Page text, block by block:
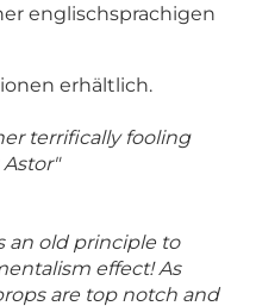
englischsprachigen
erhältlich.
terrifically fooling
an old principle to
effect! As
are top notch and